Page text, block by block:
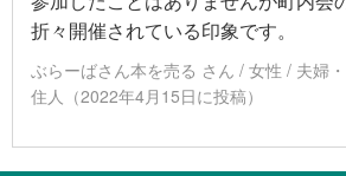
折々開催されている印象です。
ぶらーばさん本を売る さん / 女性 / 夫婦
住人（2022年4月15日に投稿）